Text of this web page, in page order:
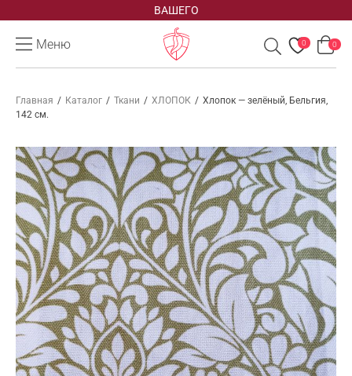
ВАШЕГО
Меню 0 0
Главная / Каталог / Ткани / ХЛОПОК / Хлопок — зелёный, Бельгия,
142 см.